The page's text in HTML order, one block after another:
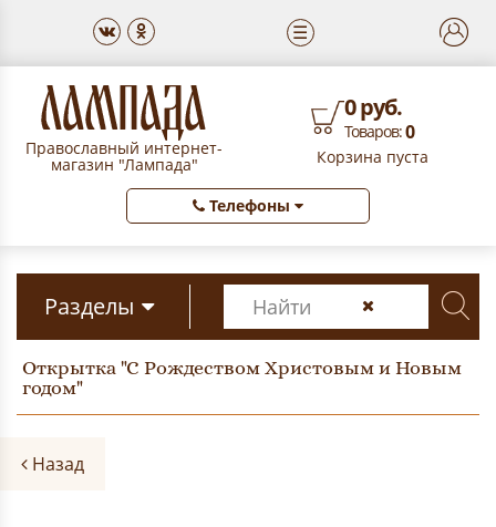
☰
Православный интернет-
магазин "Лампада"
0 руб.
Товаров:0
Корзина пуста
Телефоны
Разделы
Открытка "С Рождеством Христовым и Новым
годом"
Назад